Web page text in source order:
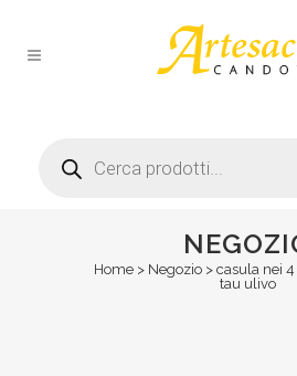
search
Home> Negozio> casula nei
tau ulivo